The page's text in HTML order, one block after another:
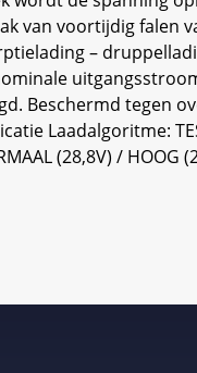
van voortijdig falen
–
Beschermd tegen
Laadalgoritme:
(28,8V) /